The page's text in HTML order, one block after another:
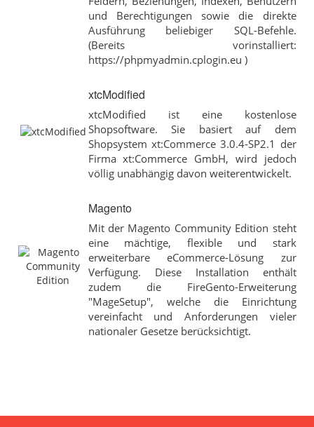
und Berechtigungen sowie die direkte
Ausführung beliebiger SQL-Befehle.
(Bereits vorinstalliert:
https://phpmyadmin.cplogin.eu )
xtcModified
xtcModified ist eine kostenlose
Shopsoftware. Sie basiert auf dem
Shopsystem xt:Commerce 3.0.4-SP2.1 der
Firma xt:Commerce GmbH, wird jedoch
völlig unabhängig davon weiterentwickelt.
Magento
Mit der Magento Community Edition steht
eine mächtige, flexible und stark
erweiterbare eCommerce-Lösung zur
Verfügung. Diese Installation enthält
zudem die FireGento-Erweiterung
"MageSetup", welche die Einrichtung
vereinfacht und Anforderungen vieler
nationaler Gesetze berücksichtigt.